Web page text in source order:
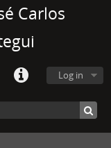
Carlos
Log in